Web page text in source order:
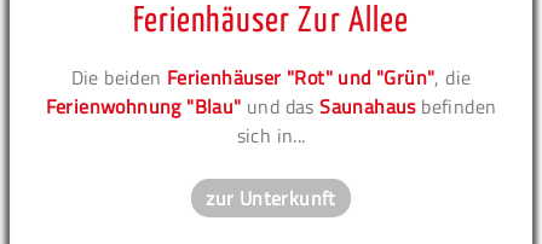
Ferienhäuser Zur Allee
Die beiden Ferienhäuser "Rot" und "Grün", die
Ferienwohnung "Blau" und dasSaunahausbefinden
sich in...
zur Unterkunft